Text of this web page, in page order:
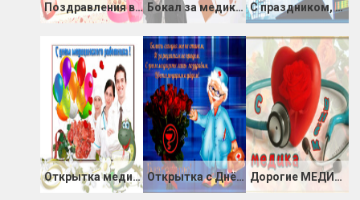
Поздравления в день медика Бокал за медиков С праздником, дорогие наши медики
Открытка медицинским работникам Открытка с Днём медицины Дорогие МЕДИКИ, с праздником поздравляю вас!